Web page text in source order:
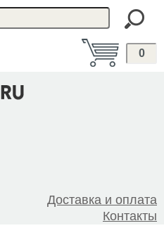
0
Доставка и оплата
Контакты